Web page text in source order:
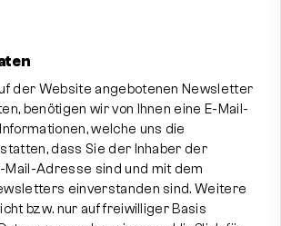
der Website angebotenen Newsletter
benötigen wir von Ihnen eine E-Mail-
welche uns die
dass Sie der Inhaber der
Mail-Adresse sind und mit dem
einverstanden sind. Weitere
bzw. nur auf freiwilliger Basis